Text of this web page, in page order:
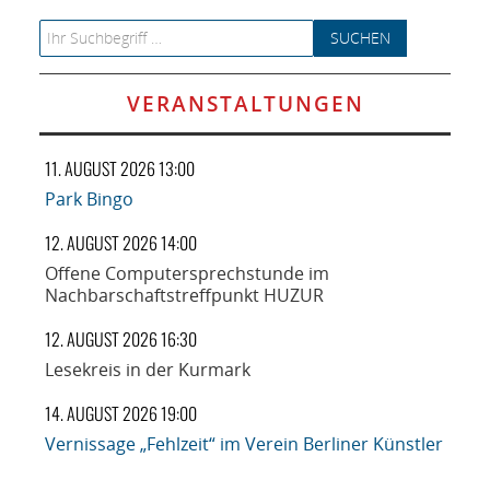
Search for:
VERANSTALTUNGEN
11. AUGUST 2026 13:00
Park Bingo
12. AUGUST 2026 14:00
Offene Computersprechstunde im
Nachbarschaftstreffpunkt HUZUR
12. AUGUST 2026 16:30
Lesekreis in der Kurmark
14. AUGUST 2026 19:00
Vernissage „Fehlzeit“ im Verein Berliner Künstler